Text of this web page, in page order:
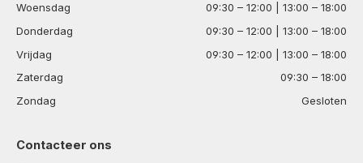
Woensdag
09:30 – 12:00 | 13:00 – 18:00
Donderdag
09:30 – 12:00 | 13:00 – 18:00
Vrijdag
09:30 – 12:00 | 13:00 – 18:00
Zaterdag
09:30 – 18:00
Zondag
Gesloten
Contacteer ons